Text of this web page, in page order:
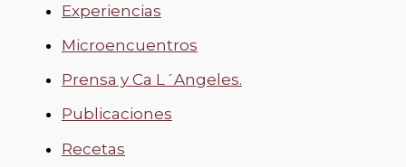
Experiencias
Microencuentros
Prensa y Ca L´Angeles.
Publicaciones
Recetas